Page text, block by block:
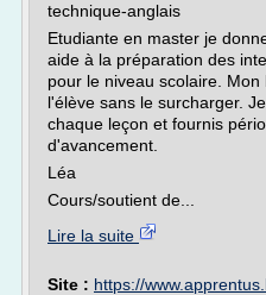
technique-anglais
Etudiante en master je
aide à la préparation des
pour le niveau scolaire.
l'élève sans le surcharger.
chaque leçon et fournis
d'avancement.
Léa
Cours/soutient de...
Lire la suite
Site : https://